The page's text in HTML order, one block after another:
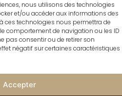
nous utilisons des technologies
et/ou accéder aux informations des
ces technologies nous permettra de
comportement de navigation ou les ID
pas consentir ou de retirer son
négatif sur certaines caractéristiques
Accepter